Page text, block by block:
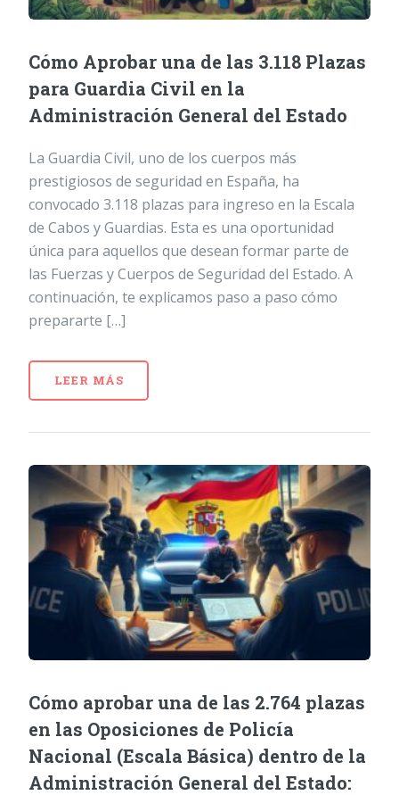
Cómo Aprobar una de las 3.118 Plazas
para Guardia Civil en la
Administración General del Estado
La Guardia Civil, uno de los cuerpos más
prestigiosos de seguridad en España, ha
convocado 3.118 plazas para ingreso en la Escala
de Cabos y Guardias. Esta es una oportunidad
única para aquellos que desean formar parte de
las Fuerzas y Cuerpos de Seguridad del Estado. A
continuación, te explicamos paso a paso cómo
prepararte […]
LEER MÁS
Cómo aprobar una de las 2.764 plazas
en las Oposiciones de Policía
Nacional (Escala Básica) dentro de la
Administración General del Estado: